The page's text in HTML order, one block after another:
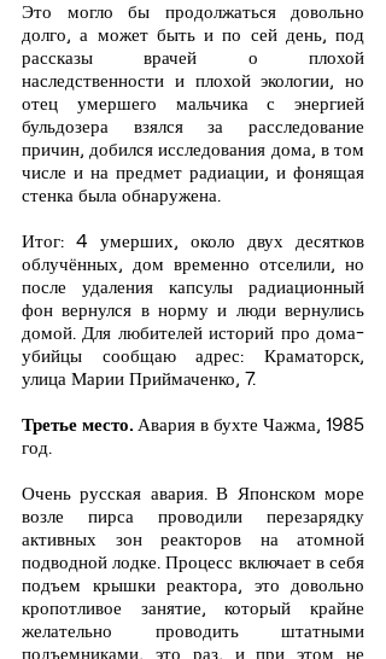
Это могло бы продолжаться довольно
долго, а может быть и по сей день, под
рассказы врачей о плохой
наследственности и плохой экологии, но
отец умершего мальчика с энергией
бульдозера взялся за расследование
причин, добился исследования дома, в том
числе и на предмет радиации, и фонящая
стенка была обнаружена.
Итог: 4 умерших, около двух десятков
облучённых, дом временно отселили, но
после удаления капсулы радиационный
фон вернулся в норму и люди вернулись
домой. Для любителей историй про дома-
убийцы сообщаю адрес: Краматорск,
улица Марии Приймаченко, 7.
Третье место. Авария в бухте Чажма, 1985
год.
Очень русская авария. В Японском море
возле пирса проводили перезарядку
активных зон реакторов на атомной
подводной лодке. Процесс включает в себя
подъем крышки реактора, это довольно
кропотливое занятие, который крайне
желательно проводить штатными
подъемниками, это раз, и при этом не